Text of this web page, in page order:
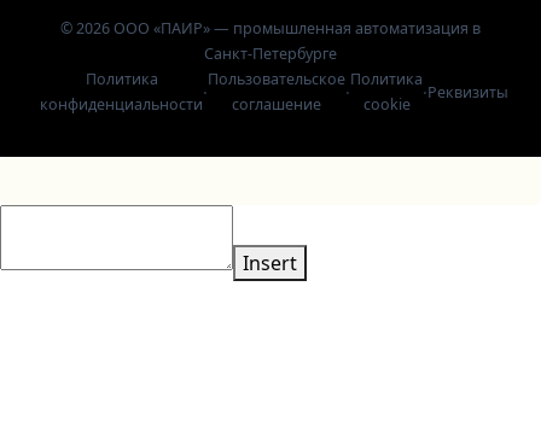
© 2026 ООО «ПАИР» — промышленная автоматизация в
Санкт-Петербурге
Политика
конфиденциальности
·
Пользовательское
соглашение
·
Политика
cookie
·Реквизиты
Insert